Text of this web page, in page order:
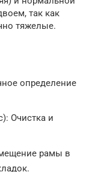
так как
тяжелые.
определение
Очистка и
рамы в